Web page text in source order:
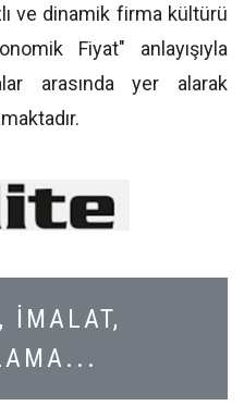
ve dinamik firma kültürü
Fiyat" anlayışıyla
arasında yer alarak
İMALAT,